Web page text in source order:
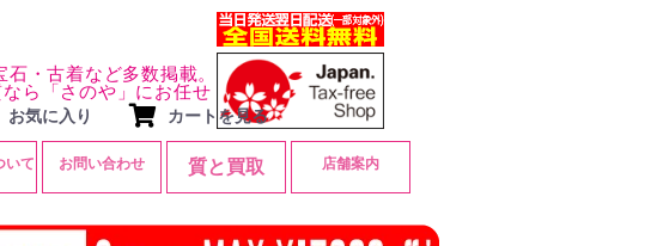
・古着など多数掲載。
ら「さのや」にお任せ
お気に入り カートを見る
いて お問い合わせ 質と買取 店舗案内